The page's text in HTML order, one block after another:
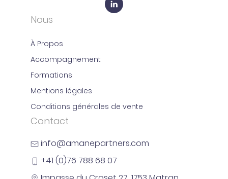
Nous
À Propos
Accompagnement
Formations
Mentions légales
Conditions générales de vente
Contact
info@amanepartners.com
+41 (0)76 788 68 07